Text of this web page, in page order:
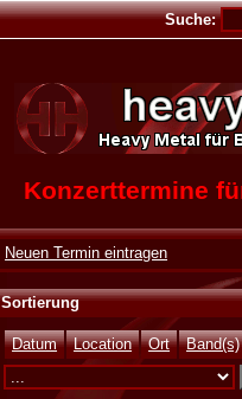
Suche:
Konzerttermine
Neuen Termin eintragen
Sortierung
Datum Location Ort Band(s)